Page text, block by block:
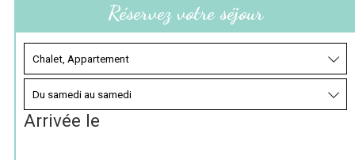
Réservez votre séjour
Arrivée le